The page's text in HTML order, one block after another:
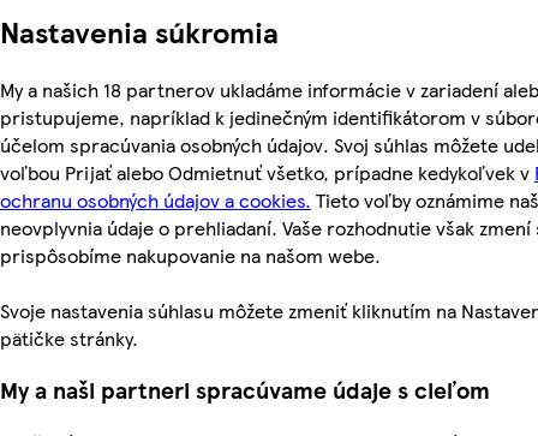
Nastavenia súkromia
My a našich 18 partnerov ukladáme informácie v zariadení
pristupujeme, napríklad k jedinečným identifikátorom v
účelom spracúvania osobných údajov. Svoj súhlas môžete
voľbou Prijať alebo Odmietnuť všetko, prípadne kedykoľvek v
ochranu osobných údajov a cookies. Tieto voľby oznámime
neovplyvnia údaje o prehliadaní. Vaše rozhodnutie však zmení
prispôsobíme nakupovanie na našom webe.
Svoje nastavenia súhlasu môžete zmeniť kliknutím na
pätičke stránky.
My a naši partneri spracúvame údaje s cieľom